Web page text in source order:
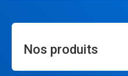
Nos produits